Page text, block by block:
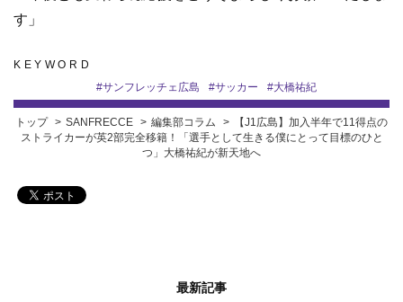
す」
KEYWORD
#サンフレッチェ広島 #サッカー #大橋祐紀
トップ SANFRECCE 編集部コラム
【J1広島】加入半年で11得点の
ストライカーが英2部完全移籍！「選手として生きる僕にとって目標のひと
つ」大橋祐紀が新天地へ
最新記事